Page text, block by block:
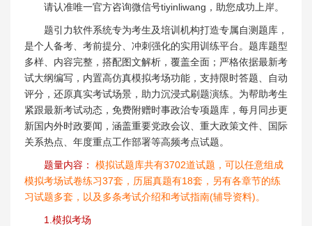
请认准唯一官方咨询微信号tiyinliwang，助您成功上岸。
题引力软件系统专为考生及培训机构打造专属自测题库，
是个人备考、考前提分、冲刺强化的实用训练平台。题库题型
多样、内容完整，搭配图文解析，覆盖全面；严格依据最新考
试大纲编写，内置高仿真模拟考场功能，支持限时答题、自动
评分，还原真实考试场景，助力沉浸式刷题演练。为帮助考生
紧跟最新考试动态，免费附赠时事政治专项题库，每月同步更
新国内外时政要闻，涵盖重要党政会议、重大政策文件、国际
关系热点、年度重点工作部署等高频考点试题。
题量内容： 模拟试题库共有3702道试题，可以任意组成
模拟考场试卷练习37套，历届真题有18套，另有各章节的练
习试题多套，以及多条考试介绍和考试指南(辅导资料)。
1.模拟考场